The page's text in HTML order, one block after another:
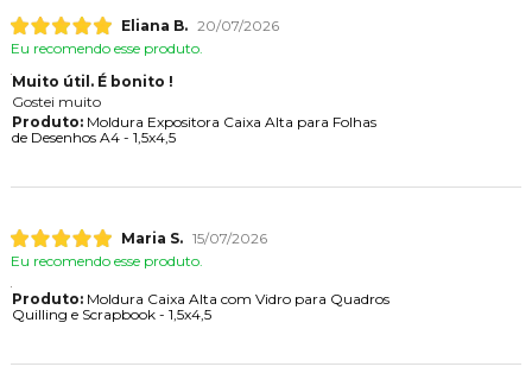
Eliana B. 20/07/2026
Eu recomendo esse produto.
Muito útil. É bonito !
Gostei muito
Produto:Moldura Expositora Caixa Alta para Folhas
de Desenhos A4 - 1,5x4,5
Maria S. 15/07/2026
Eu recomendo esse produto.
Produto:Moldura Caixa Alta com Vidro para Quadros
Quilling e Scrapbook - 1,5x4,5